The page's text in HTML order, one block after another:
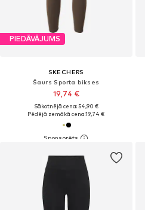
PIEDĀVĀJUMS
SKECHERS
Šaurs Sporta bikses
19,74 €
Sākotnējā cena: 54,90 €
Pēdējā zemākā cena:19,74 €